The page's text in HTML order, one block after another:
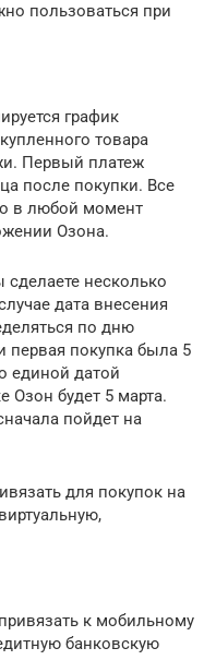
пользоваться при
график
товара
Первый платеж
после покупки. Все
в любой момент
Озона.
несколько
дата внесения
по дню
первая покупка была 5
единой датой
Озон будет 5 марта.
пойдет на
для покупок на
к мобильному
банковскую